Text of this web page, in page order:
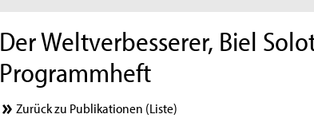
Der Weltverbesserer, Biel
Programmheft
Zurück zu Publikationen (Liste)